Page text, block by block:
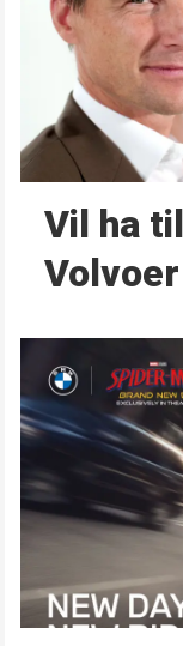
Vil ha
Volvoer